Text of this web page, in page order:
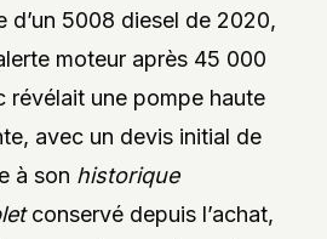
d’un 5008 diesel de 2020,
moteur après 45 000
révélait une pompe haute
avec un devis initial de
à son historique
conservé depuis l’achat,